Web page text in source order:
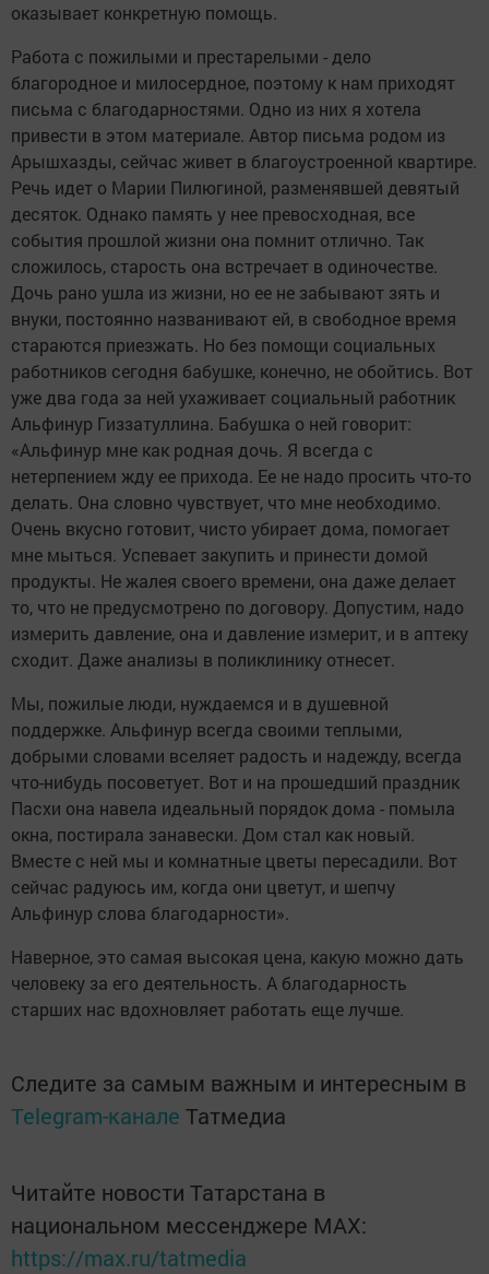
оказывает конкретную помощь.
Работа с пожилыми и престарелыми - дело
благородное и милосердное, поэтому к нам приходят
письма с благодарностями. Одно из них я хотела
привести в этом материале. Автор письма родом из
Арышхазды, сейчас живет в благоустроенной квартире.
Речь идет о Марии Пилюгиной, разменявшей девятый
десяток. Однако память у нее превосходная, все
события прошлой жизни она помнит отлично. Так
сложилось, старость она встречает в одиночестве.
Дочь рано ушла из жизни, но ее не забывают зять и
внуки, постоянно названивают ей, в свободное время
стараются приезжать. Но без помощи социальных
работников сегодня бабушке, конечно, не обойтись. Вот
уже два года за ней ухаживает социальный работник
Альфинур Гиззатуллина. Бабушка о ней говорит:
«Альфинур мне как родная дочь. Я всегда с
нетерпением жду ее прихода. Ее не надо просить что-то
делать. Она словно чувствует, что мне необходимо.
Очень вкусно готовит, чисто убирает дома, помогает
мне мыться. Успевает закупить и принести домой
продукты. Не жалея своего времени, она даже делает
то, что не предусмотрено по договору. Допустим, надо
измерить давление, она и давление измерит, и в аптеку
сходит. Даже анализы в поликлинику отнесет.
Мы, пожилые люди, нуждаемся и в душевной
поддержке. Альфинур всегда своими теплыми,
добрыми словами вселяет радость и надежду, всегда
что-нибудь посоветует. Вот и на прошедший праздник
Пасхи она навела идеальный порядок дома - помыла
окна, постирала занавески. Дом стал как новый.
Вместе с ней мы и комнатные цветы пересадили. Вот
сейчас радуюсь им, когда они цветут, и шепчу
Альфинур слова благодарности».
Наверное, это самая высокая цена, какую можно дать
человеку за его деятельность. А благодарность
старших нас вдохновляет работать еще лучше.
Следите за самым важным и интересным в
Telegram-канале Татмедиа
Читайте новости Татарстана в
национальном мессенджере MАХ:
https://max.ru/tatmedia